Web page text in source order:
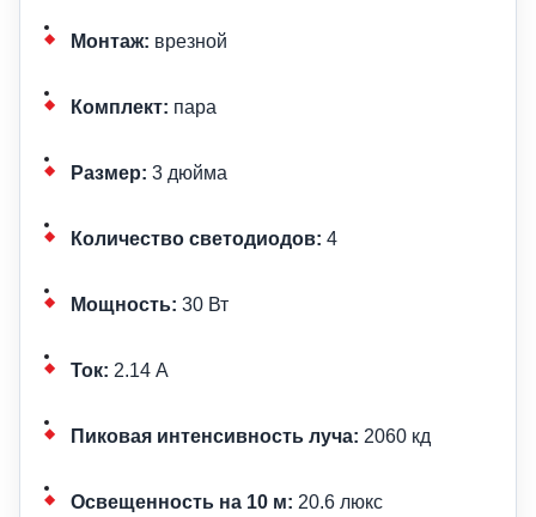
Монтаж: врезной
Комплект: пара
Размер: 3 дюйма
Количество светодиодов: 4
Мощность: 30 Вт
Ток: 2.14 А
Пиковая интенсивность луча: 2060 кд
Освещенность на 10 м: 20.6 люкс